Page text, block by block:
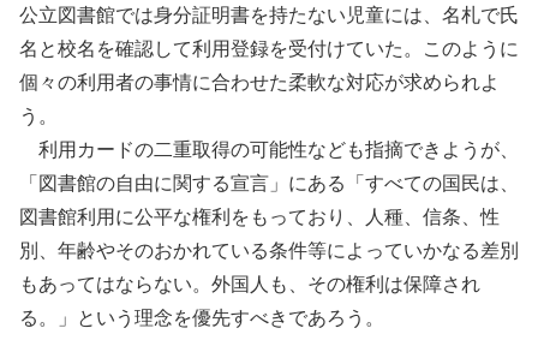
公立図書館では身分証明書を持たない児童には、名札で氏
名と校名を確認して利用登録を受付けていた。このように
個々の利用者の事情に合わせた柔軟な対応が求められよ
う。
利用カードの二重取得の可能性なども指摘できようが、
「図書館の自由に関する宣言」にある「すべての国民は、
図書館利用に公平な権利をもっており、人種、信条、性
別、年齢やそのおかれている条件等によっていかなる差別
もあってはならない。外国人も、その権利は保障され
る。」という理念を優先すべきであろう。